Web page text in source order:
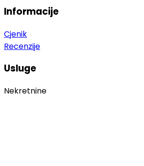
Informacije
Cjenik
Recenzije
Usluge
Nekretnine